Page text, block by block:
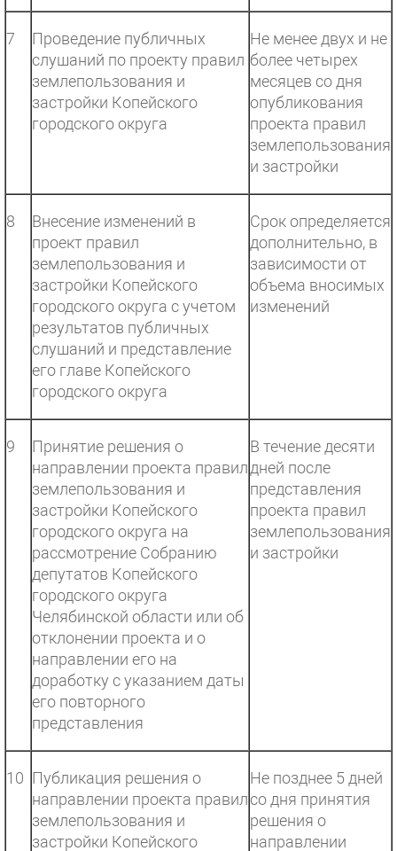
7
Проведение публичных
слушаний по проекту правил
землепользования и
застройки Копейского
городского округа
Не менее двух и не
более четырех
месяцев со дня
опубликования
проекта правил
землепользования
и застройки
8
Внесение изменений в
проект правил
землепользования и
застройки Копейского
городского округа с учетом
результатов публичных
слушаний и представление
его главе Копейского
городского округа
Срок определяется
дополнительно, в
зависимости от
объема вносимых
изменений
9
Принятие решения о
направлении проекта правил
землепользования и
застройки Копейского
городского округа на
рассмотрение Собранию
депутатов Копейского
городского округа
Челябинской области или об
отклонении проекта и о
направлении его на
доработку с указанием даты
его повторного
представления
В течение десяти
дней после
представления
проекта правил
землепользования
и застройки
10 Публикация решения о
направлении проекта правил
землепользования и
застройки Копейского
Не позднее 5 дней
со дня принятия
решения о
направлении